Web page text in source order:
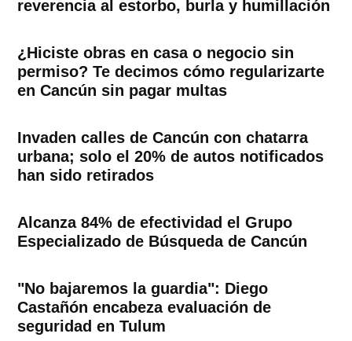
reverencia al estorbo, burla y humillación
¿Hiciste obras en casa o negocio sin
permiso? Te decimos cómo regularizarte
en Cancún sin pagar multas
Invaden calles de Cancún con chatarra
urbana; solo el 20% de autos notificados
han sido retirados
Alcanza 84% de efectividad el Grupo
Especializado de Búsqueda de Cancún
"No bajaremos la guardia": Diego
Castañón encabeza evaluación de
seguridad en Tulum